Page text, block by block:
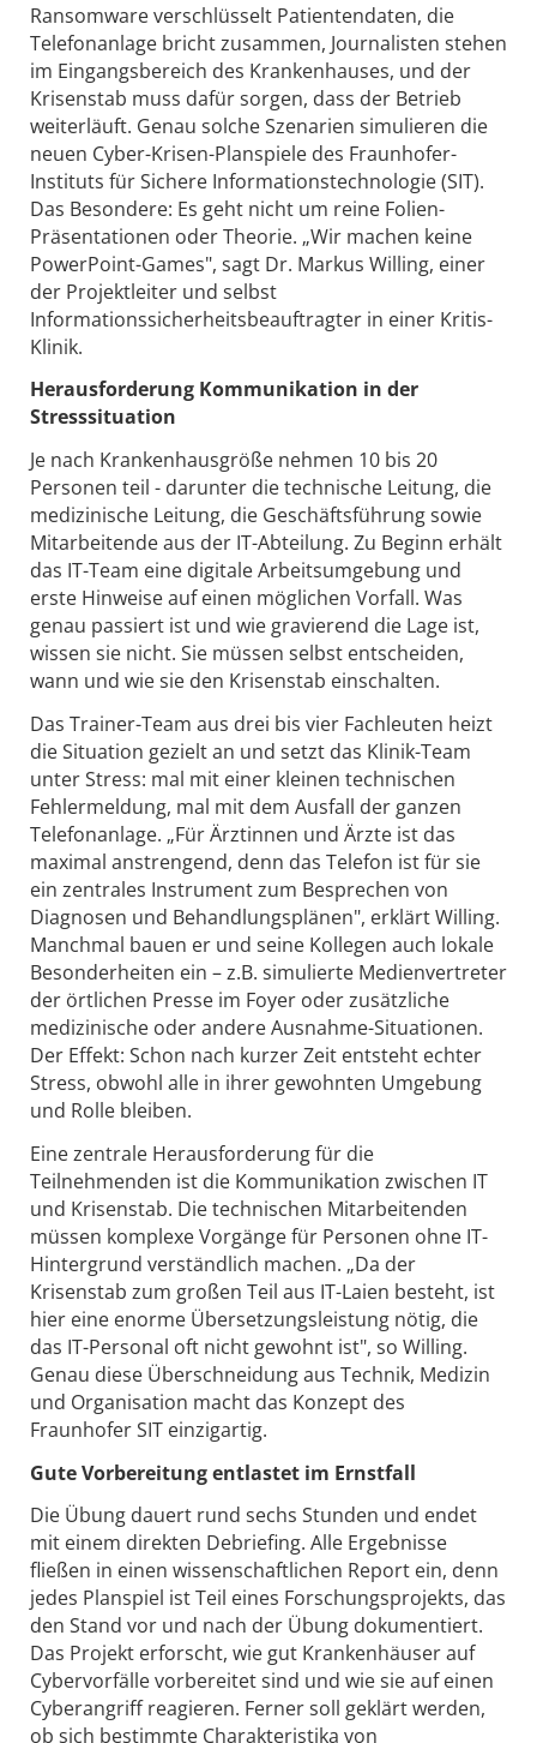
Ransomware verschlüsselt Patientendaten, die
Telefonanlage bricht zusammen, Journalisten stehen
im Eingangsbereich des Krankenhauses, und der
Krisenstab muss dafür sorgen, dass der Betrieb
weiterläuft. Genau solche Szenarien simulieren die
neuen Cyber-Krisen-Planspiele des Fraunhofer-
Instituts für Sichere Informationstechnologie (SIT).
Das Besondere: Es geht nicht um reine Folien-
Präsentationen oder Theorie. „Wir machen keine
PowerPoint-Games", sagt Dr. Markus Willing, einer
der Projektleiter und selbst
Informationssicherheitsbeauftragter in einer Kritis-
Klinik.
Herausforderung Kommunikation in der
Stresssituation
Je nach Krankenhausgröße nehmen 10 bis 20
Personen teil - darunter die technische Leitung, die
medizinische Leitung, die Geschäftsführung sowie
Mitarbeitende aus der IT-Abteilung. Zu Beginn erhält
das IT-Team eine digitale Arbeitsumgebung und
erste Hinweise auf einen möglichen Vorfall. Was
genau passiert ist und wie gravierend die Lage ist,
wissen sie nicht. Sie müssen selbst entscheiden,
wann und wie sie den Krisenstab einschalten.
Das Trainer-Team aus drei bis vier Fachleuten heizt
die Situation gezielt an und setzt das Klinik-Team
unter Stress: mal mit einer kleinen technischen
Fehlermeldung, mal mit dem Ausfall der ganzen
Telefonanlage. „Für Ärztinnen und Ärzte ist das
maximal anstrengend, denn das Telefon ist für sie
ein zentrales Instrument zum Besprechen von
Diagnosen und Behandlungsplänen", erklärt Willing.
Manchmal bauen er und seine Kollegen auch lokale
Besonderheiten ein – z.B. simulierte Medienvertreter
der örtlichen Presse im Foyer oder zusätzliche
medizinische oder andere Ausnahme-Situationen.
Der Effekt: Schon nach kurzer Zeit entsteht echter
Stress, obwohl alle in ihrer gewohnten Umgebung
und Rolle bleiben.
Eine zentrale Herausforderung für die
Teilnehmenden ist die Kommunikation zwischen IT
und Krisenstab. Die technischen Mitarbeitenden
müssen komplexe Vorgänge für Personen ohne IT-
Hintergrund verständlich machen. „Da der
Krisenstab zum großen Teil aus IT-Laien besteht, ist
hier eine enorme Übersetzungsleistung nötig, die
das IT-Personal oft nicht gewohnt ist", so Willing.
Genau diese Überschneidung aus Technik, Medizin
und Organisation macht das Konzept des
Fraunhofer SIT einzigartig.
Gute Vorbereitung entlastet im Ernstfall
Die Übung dauert rund sechs Stunden und endet
mit einem direkten Debriefing. Alle Ergebnisse
fließen in einen wissenschaftlichen Report ein, denn
jedes Planspiel ist Teil eines Forschungsprojekts, das
den Stand vor und nach der Übung dokumentiert.
Das Projekt erforscht, wie gut Krankenhäuser auf
Cybervorfälle vorbereitet sind und wie sie auf einen
Cyberangriff reagieren. Ferner soll geklärt werden,
ob sich bestimmte Charakteristika von